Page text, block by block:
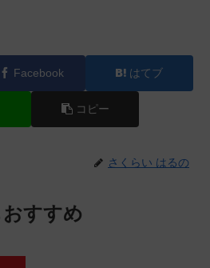
Facebook はてブ
コピー
さくらい はるの
すすめ